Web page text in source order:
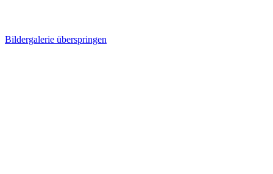
Bildergalerie überspringen